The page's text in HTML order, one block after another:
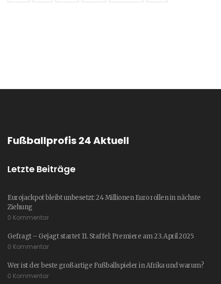
Fußballprofis 24 Aktuell
Letzte Beiträge
Eurojackpot bleibt unbesetzt: 24 Millionen Euro rollen in nächste
Ziehung
0 Kommentar
Gefragt – Gejagt startet 11. Staffel: Premiere am 23. April 2025
0 Kommentar
Wer ist der beste großartige Fußballspieler in Afrika und warum?
0 Kommentar